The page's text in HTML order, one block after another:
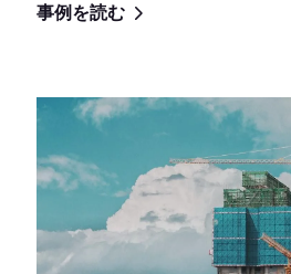
事例を読む